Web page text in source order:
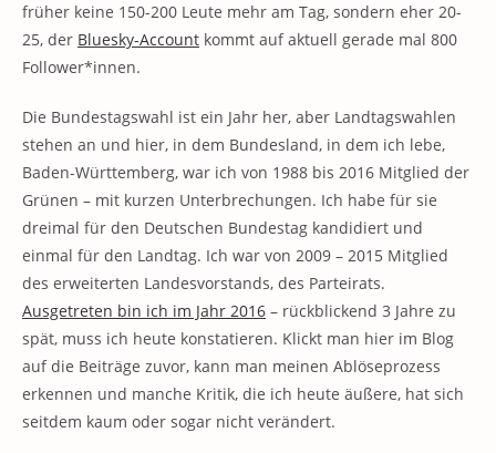
früher keine 150-200 Leute mehr am Tag, sondern eher 20-
25, der Bluesky-Account kommt auf aktuell gerade mal 800
Follower*innen.
Die Bundestagswahl ist ein Jahr her, aber Landtagswahlen
stehen an und hier, in dem Bundesland, in dem ich lebe,
Baden-Württemberg, war ich von 1988 bis 2016 Mitglied der
Grünen – mit kurzen Unterbrechungen. Ich habe für sie
dreimal für den Deutschen Bundestag kandidiert und
einmal für den Landtag. Ich war von 2009 – 2015 Mitglied
des erweiterten Landesvorstands, des Parteirats.
Ausgetreten bin ich im Jahr 2016 – rückblickend 3 Jahre zu
spät, muss ich heute konstatieren. Klickt man hier im Blog
auf die Beiträge zuvor, kann man meinen Ablöseprozess
erkennen und manche Kritik, die ich heute äußere, hat sich
seitdem kaum oder sogar nicht verändert.